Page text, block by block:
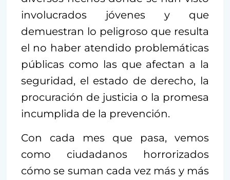
involucrados jóvenes y que
demuestran lo peligroso que resulta
el no haber atendido problemáticas
públicas como las que afectan a la
seguridad, el estado de derecho, la
procuración de justicia o la promesa
incumplida de la prevención.
Con cada mes que pasa, vemos
como ciudadanos horrorizados
cómo se suman cada vez más y más